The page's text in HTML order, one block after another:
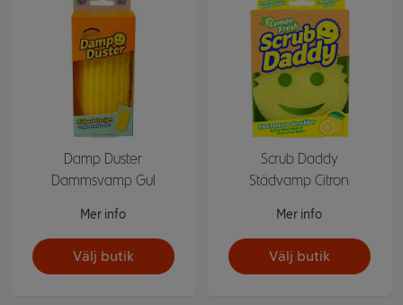
Damp Duster
Dammsvamp Gul
Mer info
Välj butik
Scrub Daddy
Städvamp Citron
Mer info
Välj butik